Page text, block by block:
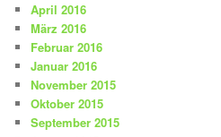
April 2016
März 2016
Februar 2016
Januar 2016
November 2015
Oktober 2015
September 2015